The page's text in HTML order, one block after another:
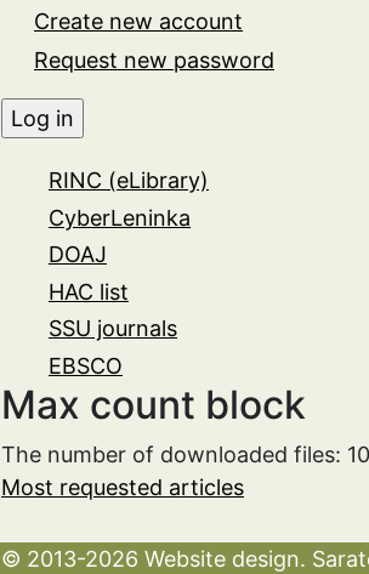
Create new account
Request new password
RINC (eLibrary)
CyberLeninka
DOAJ
HAC list
SSU journals
EBSCO
Max count block
The number of downloaded files:
Most requested articles
© 2013-2026 Website design.